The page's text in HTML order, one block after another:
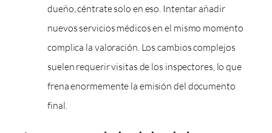
dueño, céntrate solo en eso. Intentar añadir
nuevos servicios médicos en el mismo momento
complica la valoración. Los cambios complejos
suelen requerir visitas de los inspectores, lo que
frena enormemente la emisión del documento
final.